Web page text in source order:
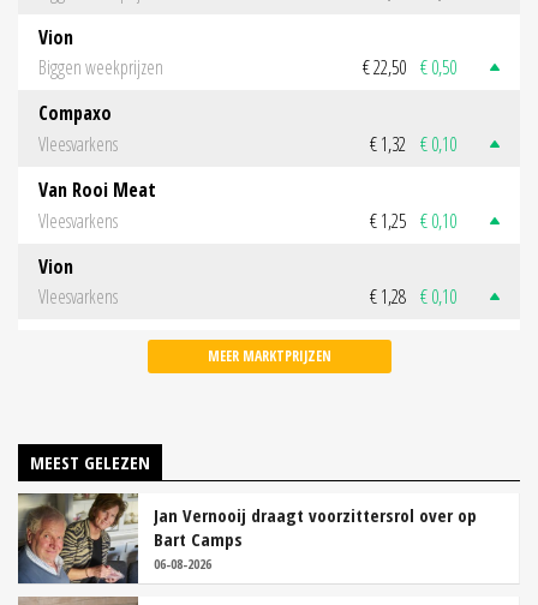
Vion
Biggen weekprijzen
€ 22,50 € 0,50
Compaxo
Vleesvarkens
€ 1,32 € 0,10
Van Rooi Meat
Vleesvarkens
€ 1,25 € 0,10
Vion
Vleesvarkens
€ 1,28 € 0,10
MEER MARKTPRIJZEN
MEEST GELEZEN
Jan Vernooij draagt voorzittersrol over op
Bart Camps
06-08-2026